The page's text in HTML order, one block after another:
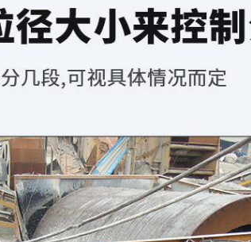
188****4743
155****0899
187****9536
139****3637